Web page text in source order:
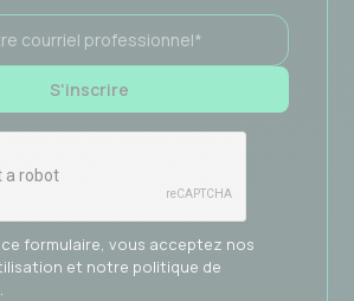
formulaire, vous acceptez nos
et notre politique de